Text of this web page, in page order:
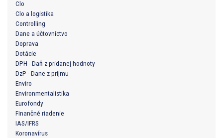
Clo
Clo a logistika
Controlling
Dane a účtovníctvo
Doprava
Dotácie
DPH - Daň z pridanej hodnoty
DzP - Dane z príjmu
Enviro
Environmentalistika
Eurofondy
Finančné riadenie
IAS/IFRS
Koronavírus